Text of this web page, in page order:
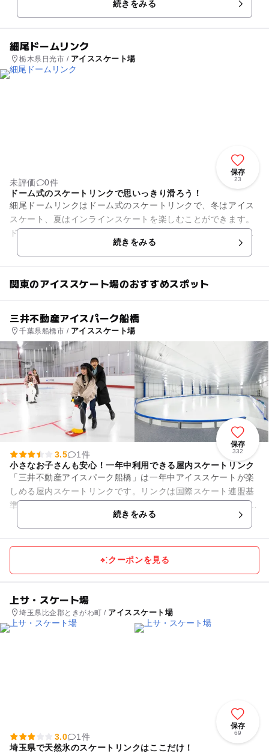
で、レジャーはもちろん競...続きをみる
細尾ドームリンク
栃木県日光市 / アイススケート場
保存
23
未評価
0件
ドーム式のスケートリンクで思いっきり滑ろう！
細尾ドームリンクはドーム式のスケートリンクで、冬はアイス
スケート、夏はインラインスケートを楽しむことができます。
ドーム式になっていますので、天候にも気を使わずに思いっき
り滑ることができます。公認...続きをみる
関東のアイススケート場のおすすめスポット
三井不動産アイスパーク船橋
千葉県船橋市 / アイススケート場
保存
332
3.5
1件
小さなお子さんも安心！一年中利用できる屋内スケートリンク
「三井不動産アイスパーク船橋」は一年中アイススケートが楽
しめる屋内スケートリンクです。リンクは国際スケート連盟基
準準拠の60m×30m「Aリンク」、練習場としての活用される
続きをみる
クーポンを見る
上サ・スケート場
埼玉県比企郡ときがわ町 / アイススケート場
保存
69
3.0
1件
埼玉県で天然氷のスケートリンクはここだけ！